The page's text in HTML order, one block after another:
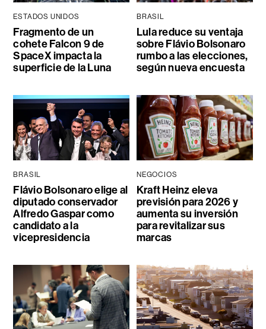
ESTADOS UNIDOS
Fragmento de un
cohete Falcon 9 de
SpaceX impacta la
superficie de la Luna
BRASIL
Lula reduce su ventaja
sobre Flávio Bolsonaro
rumbo a las elecciones,
según nueva encuesta
BRASIL
Flávio Bolsonaro elige al
diputado conservador
Alfredo Gaspar como
candidato a la
vicepresidencia
NEGOCIOS
Kraft Heinz eleva
previsión para 2026 y
aumenta su inversión
para revitalizar sus
marcas